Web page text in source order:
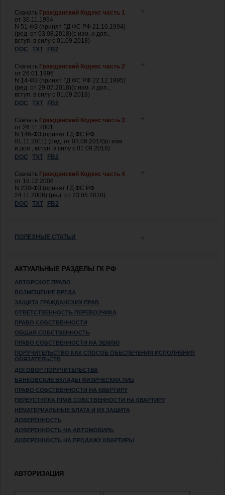
Скачать Гражданский Кодекс часть 1
от 30.11.1994
N 51-ФЗ (принят ГД ФС РФ 21.10.1994)
(ред. от 03.08.2018)(с изм. и доп.,
вступ. в силу с 01.09.2018)
DOC
TXT FB2
Скачать Гражданский Кодекс часть 2
от 26.01.1996
N 14-ФЗ (принят ГД ФС РФ 22.12.1995)
(ред. от 29.07.2018)(с изм. и доп.,
вступ. в силу с 01.09.2018)
DOC
TXT FB2
Скачать Гражданский Кодекс часть 3
от 26.11.2001
N 146-ФЗ (принят ГД ФС РФ
01.11.2011) (ред. от 03.08.2018)(с изм.
и доп., вступ. в силу с 01.09.2018)
DOC
TXT FB2
Скачать Гражданский Кодекс часть 4
от 18.12.2006
N 230-ФЗ (принят ГД ФС РФ
24.11.2006) (ред. от 23.05.2018)
DOC
TXT FB2
ПОЛЕЗНЫЕ СТАТЬИ
АКТУАЛЬНЫЕ РАЗДЕЛЫ ГК РФ
АВТОРСКОЕ ПРАВО
ВОЗМЕЩЕНИЕ ВРЕДА
ЗАЩИТА ГРАЖДАНСКИХ ПРАВ
ОТВЕТСТВЕННОСТЬ ПЕРЕВОЗЧИКА
ПРАВО СОБСТВЕННОСТИ
ОБЩАЯ СОБСТВЕННОСТЬ
ПРАВО СОБСТВЕННОСТИ НА ЗЕМЛЮ
ПОРУЧИТЕЛЬСТВО КАК СПОСОБ ОБЕСПЕЧЕНИЯ ИСПОЛНЕНИЯ
ОБЯЗАТЕЛЬСТВ
ДОГОВОР ПОРУЧИТЕЛЬСТВА
БАНКОВСКИЕ ВКЛАДЫ ФИЗИЧЕСКИХ ЛИЦ
ПРАВО СОБСТВЕННОСТИ НА КВАРТИРУ
ПЕРЕУСТУПКА ПРАВ СОБСТВЕННОСТИ НА КВАРТИРУ
НЕМАТЕРИАЛЬНЫЕ БЛАГА И ИХ ЗАЩИТА
ДОВЕРЕННОСТЬ
ДОВЕРЕННОСТЬ НА АВТОМОБИЛЬ
ДОВЕРЕННОСТЬ НА ПРОДАЖУ КВАРТИРЫ
АВТОРИЗАЦИЯ